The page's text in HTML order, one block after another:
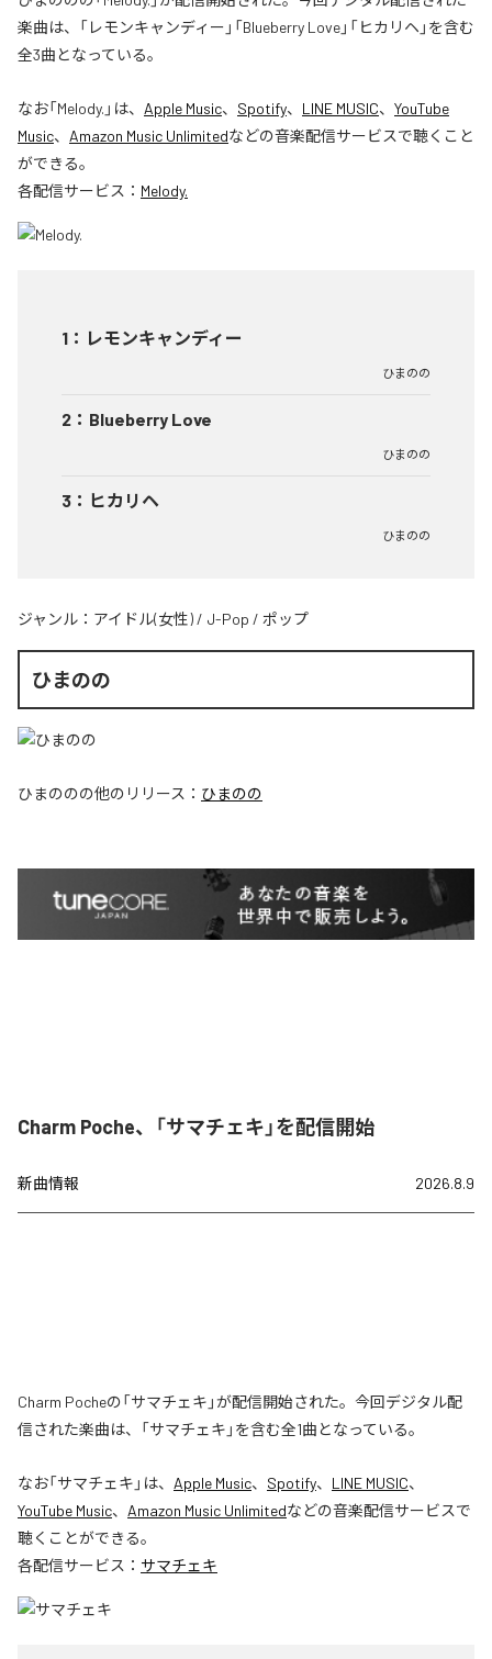
楽曲は、「レモンキャンディー」「Blueberry Love」「ヒカリヘ」を含む
全3曲となっている。
なお「Melody. 」は、 Apple Music、 Spotify、 LINE MUSIC、 YouTube
Music、 Amazon Music Unlimitedなどの音楽配信サービスで聴くこと
ができる。
各配信サービス： Melody.
1 ： レモンキャンディー
ひまのの
2 ： Blueberry Love
ひまのの
3 ： ヒカリヘ
ひまのの
ジャンル： アイドル(女性) / J-Pop / ポップ
ひまのの
ひまののの他のリリース： ひまのの
Charm Poche、「サマチェキ」を配信開始
新曲情報 2026.8.9
Charm Pocheの「サマチェキ」が配信開始された。今回デジタル配
信された楽曲は、「サマチェキ」を含む全1曲となっている。
なお「サマチェキ 」は、 Apple Music、 Spotify、 LINE MUSIC、
YouTube Music、 Amazon Music Unlimitedなどの音楽配信サービスで
聴くことができる。
各配信サービス： サマチェキ